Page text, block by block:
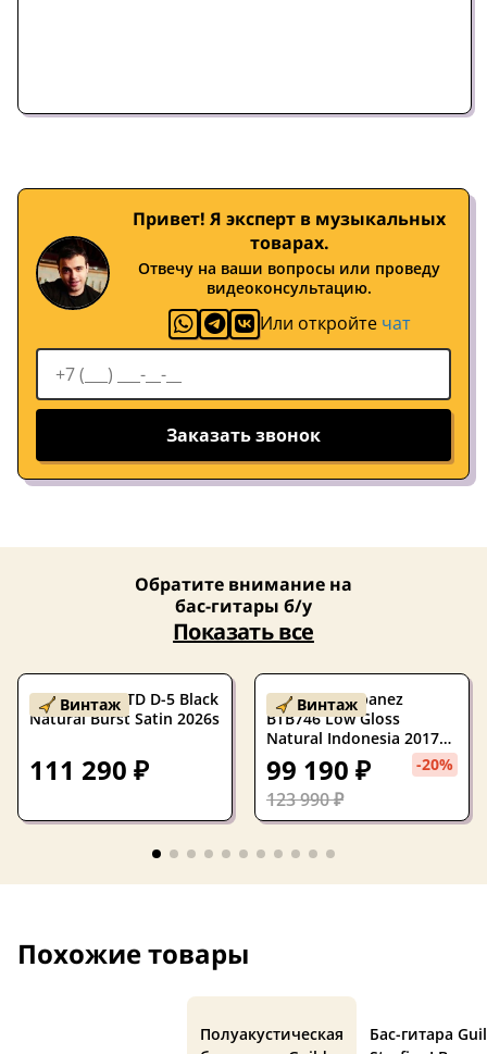
Привет! Я эксперт в музыкальных
товарах.
Отвечу на ваши вопросы или проведу
видеоконсультацию.
Или откройте чат
Заказать звонок
Обратите внимание на
бас-гитары б/у
Показать все
Винтаж
Бас-гитара LTD D-5 Black
Natural Burst Satin 2026s
111 290 ₽
Винтаж
Бас-гитара Ibanez
BTB746 Low Gloss
Natural Indonesia 2017
W/Gigbag
99 190 ₽ -20%
123 990 ₽
Похожие товары
Полуакустическая
Бас-гитара